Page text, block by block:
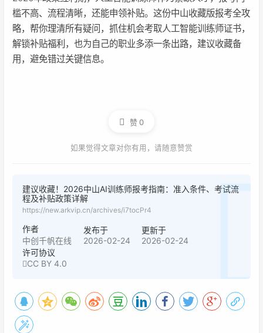
槛不高、流程清晰，还能申领补贴。这份中山收藏版报考全攻
略，帮你理清所有疑问，抓住机会考取人工智能训练师证书，
解锁补贴福利，也为自己的职业多添一条出路，建议收藏备
用，避免错过关键信息。
赞0
如果觉得文章对你有用，请随意赞赏
建议收藏！2026中山AI训练师报考指南：准入条件、考试流
程及补贴政策详解
https://new.arkvip.cn/archives/i7tocPr4
作者
中创千帆在线
发布于
2026-02-24
更新于
2026-02-24
许可协议
CC BY 4.0